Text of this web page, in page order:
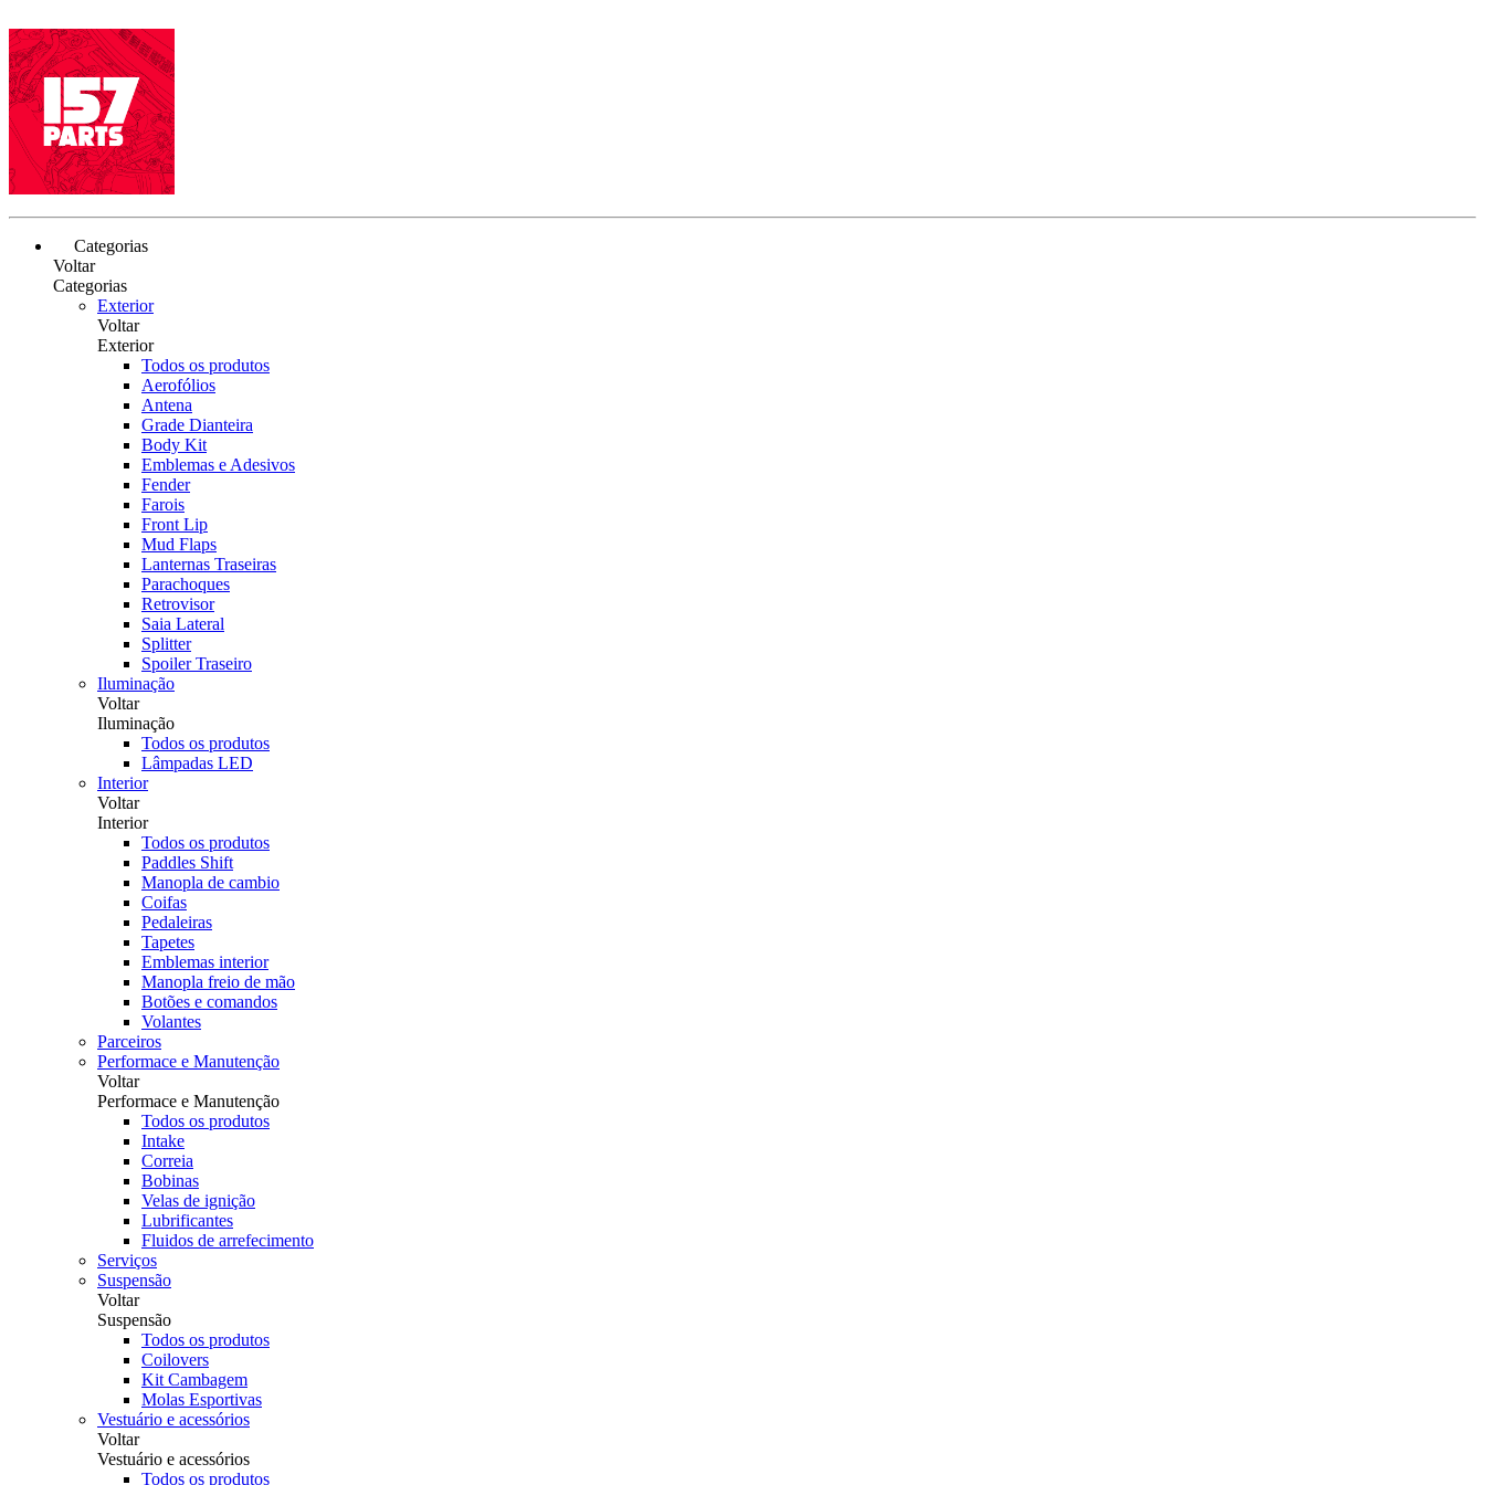
Categorias
Voltar
Categorias
Exterior
Voltar
Exterior
Todos os produtos
Aerofólios
Antena
Grade Dianteira
Body Kit
Emblemas e Adesivos
Fender
Farois
Front Lip
Mud Flaps
Lanternas Traseiras
Parachoques
Retrovisor
Saia Lateral
Splitter
Spoiler Traseiro
Iluminação
Voltar
Iluminação
Todos os produtos
Lâmpadas LED
Interior
Voltar
Interior
Todos os produtos
Paddles Shift
Manopla de cambio
Coifas
Pedaleiras
Tapetes
Emblemas interior
Manopla freio de mão
Botões e comandos
Volantes
Parceiros
Performace e Manutenção
Voltar
Performace e Manutenção
Todos os produtos
Intake
Correia
Bobinas
Velas de ignição
Lubrificantes
Fluidos de arrefecimento
Serviços
Suspensão
Voltar
Suspensão
Todos os produtos
Coilovers
Kit Cambagem
Molas Esportivas
Vestuário e acessórios
Voltar
Vestuário e acessórios
Todos os produtos